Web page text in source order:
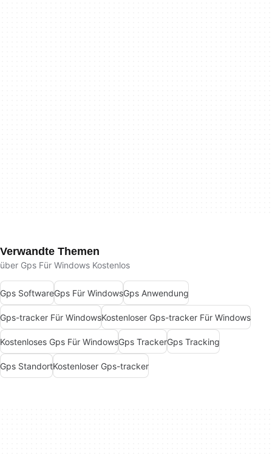
Verwandte Themen
über Gps Für Windows Kostenlos
Gps SoftwareGps Für WindowsGps Anwendung
Gps-tracker Für WindowsKostenloser Gps-tracker Für Windows
Kostenloses Gps Für WindowsGps TrackerGps Tracking
Gps StandortKostenloser Gps-tracker